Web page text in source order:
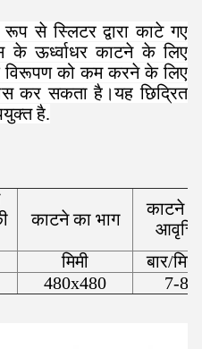
से स्लिटर द्वारा काटे गए
के ऊर्ध्वाधर काटने के लिए
विरूपण को कम करने के लिए
कर सकता है।यह छिद्रित
है.
काटने का भाग
काटने
आवृत्ति
मिमी
बार/
480x480 7-8